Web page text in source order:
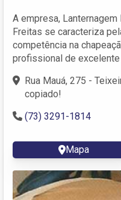
A empresa,
Freitas se caracteriza
competência na
profissional de excelente
Rua Mauá, 275 -
copiado!
(73) 3291-1814
Mapa